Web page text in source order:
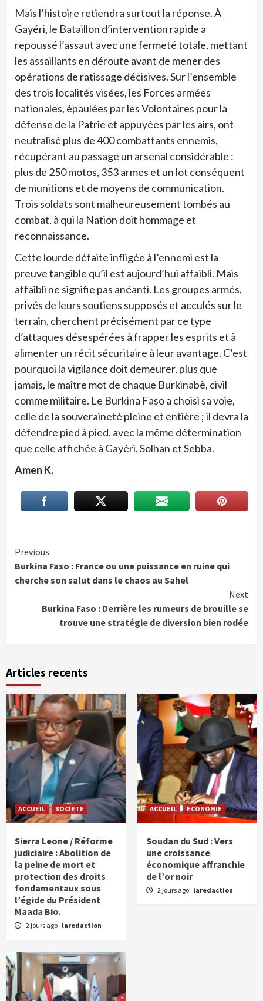
Mais l’histoire retiendra surtout la réponse. À
Gayéri, le Bataillon d’intervention rapide a
repoussé l’assaut avec une fermeté totale, mettant
les assaillants en déroute avant de mener des
opérations de ratissage décisives. Sur l’ensemble
des trois localités visées, les Forces armées
nationales, épaulées par les Volontaires pour la
défense de la Patrie et appuyées par les airs, ont
neutralisé plus de 400 combattants ennemis,
récupérant au passage un arsenal considérable :
plus de 250 motos, 353 armes et un lot conséquent
de munitions et de moyens de communication.
Trois soldats sont malheureusement tombés au
combat, à qui la Nation doit hommage et
reconnaissance.
Cette lourde défaite infligée à l’ennemi est la
preuve tangible qu’il est aujourd’hui affaibli. Mais
affaibli ne signifie pas anéanti. Les groupes armés,
privés de leurs soutiens supposés et acculés sur le
terrain, cherchent précisément par ce type
d’attaques désespérées à frapper les esprits et à
alimenter un récit sécuritaire à leur avantage. C’est
pourquoi la vigilance doit demeurer, plus que
jamais, le maître mot de chaque Burkinabè, civil
comme militaire. Le Burkina Faso a choisi sa voie,
celle de la souveraineté pleine et entière ; il devra la
défendre pied à pied, avec la même détermination
que celle affichée à Gayéri, Solhan et Sebba.
Amen K.
Continue
Reading
Previous
Burkina Faso : France ou une puissance en ruine qui
cherche son salut dans le chaos au Sahel
Next
Burkina Faso : Derrière les rumeurs de brouille se
trouve une stratégie de diversion bien rodée
Articles recents
ACCUEIL SOCIETE
Sierra Leone / Réforme
judiciaire : Abolition de
la peine de mort et
protection des droits
fondamentaux sous
l’égide du Président
Maada Bio.
2 jours ago laredaction
ACCUEIL ECONOMIE
Soudan du Sud : Vers
une croissance
économique affranchie
de l’or noir
2 jours ago laredaction